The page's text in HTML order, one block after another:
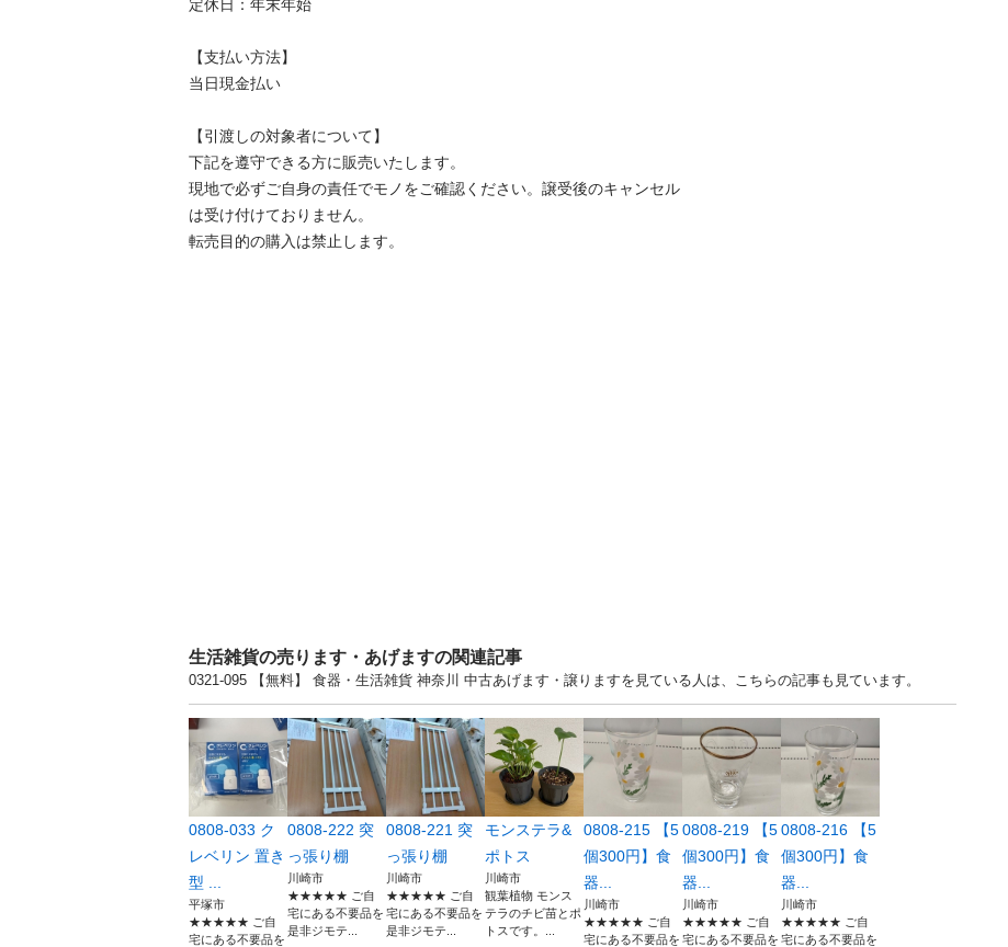
定休日：年末年始
【⽀払い⽅法】
当日現金払い
【引渡しの対象者について】
下記を遵守できる⽅に販売いたします。
現地で必ずご⾃⾝の責任でモノをご確認ください。譲受後のキャンセル
は受け付けておりません。
転売⽬的の購⼊は禁⽌します。
生活雑貨の売ります・あげますの関連記事
0321-095 【無料】 食器・生活雑貨 神奈川 中古あげます・譲りますを見ている人は、こちらの記事も見ています。
0808-033 ク
レベリン 置き
型 ...
平塚市
★★★★★ ご自
宅にある不要品を
0808-222 突
っ張り棚
川崎市
★★★★★ ご自
宅にある不要品を
是非ジモテ...
0808-221 突
っ張り棚
川崎市
★★★★★ ご自
宅にある不要品を
是非ジモテ...
モンステラ&
ポトス
川崎市
観葉植物 モンス
テラのチビ苗とポ
トスです。...
0808-215 【5
個300円】食
器...
川崎市
★★★★★ ご自
宅にある不要品を
0808-219 【5
個300円】食
器...
川崎市
★★★★★ ご自
宅にある不要品を
0808-216 【5
個300円】食
器...
川崎市
★★★★★ ご自
宅にある不要品を